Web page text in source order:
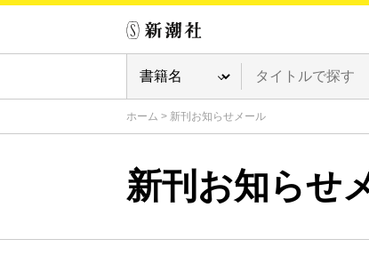
ホーム > 新刊お知らせメール
新刊お知らせ